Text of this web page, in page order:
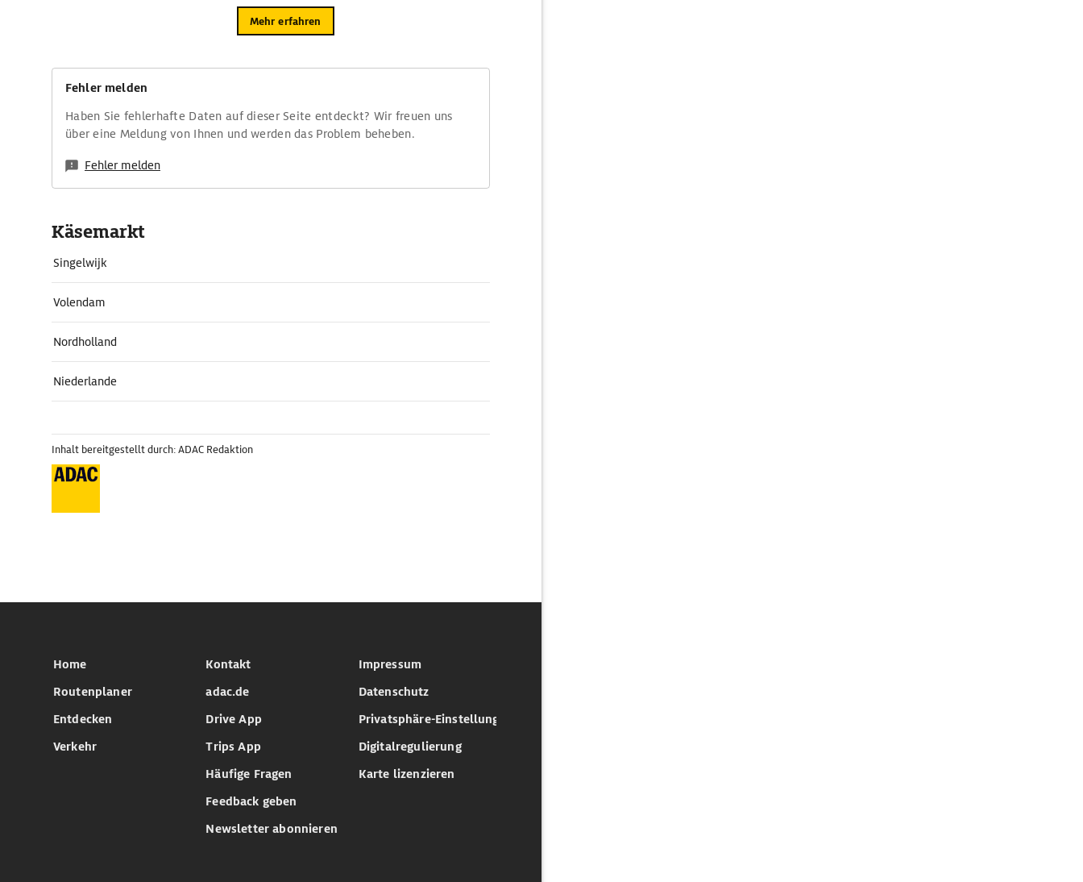
Mehr erfahren
Fehler melden
Haben Sie fehlerhafte Daten auf dieser Seite entdeckt? Wir freuen uns
über eine Meldung von Ihnen und werden das Problem beheben.
Fehler melden
Käsemarkt
Singelwijk
Volendam
Nordholland
Niederlande
Inhalt bereitgestellt durch: ADAC Redaktion
Home
Routenplaner
Entdecken
Verkehr
Kontakt
adac.de
Drive App
Trips App
Häufige Fragen
Feedback geben
Newsletter abonnieren
Impressum
Datenschutz
Privatsphäre-Einstellungen
Digitalregulierung
Karte lizenzieren